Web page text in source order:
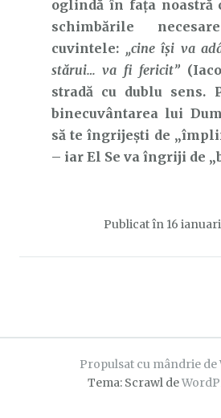
oglindă în fața noastră
schimbările
cuvintele: „cine îşi va
stărui… va fi fericit”
stradă cu dublu sens.
binecuvântarea lui
să te îngrijești de
– iar El Se va îngriji de
Publicat în 16
Propulsat cu mândrie de
Tema: Scrawl de